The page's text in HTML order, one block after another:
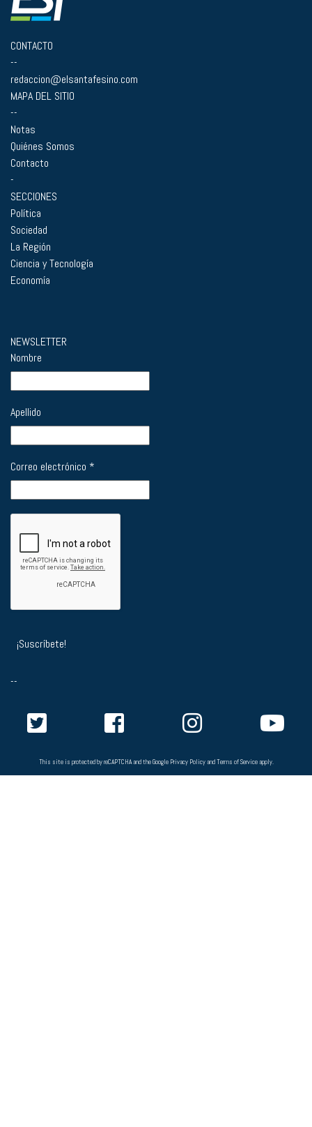
CONTACTO
--
redaccion@elsantafesino.com
MAPA DEL SITIO
--
Notas
Quiénes Somos
Contacto
-
SECCIONES
Política
Sociedad
La Región
Ciencia y Tecnología
Economía
NEWSLETTER
Nombre
Apellido
Correo electrónico *
--
This site is protected by reCAPTCHA and the Google Privacy PolicyandTerms of Serviceapply.